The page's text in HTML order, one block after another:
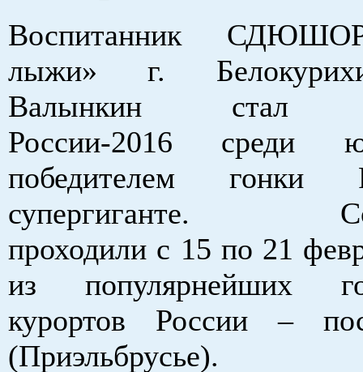
Воспитанник
лыжи» г.
Валынкин стал
России-2016 среди
победителем
супергиганте.
проходили с 15 по 21
из популярнейших
курортов России –
(Приэльбрусье).